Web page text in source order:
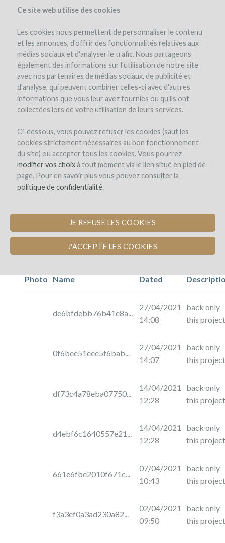
Ce site web utilise des cookies
Les cookies nous permettent de personnaliser le contenu
et les annonces, d'offrir des fonctionnalités relatives aux
médias sociaux et d'analyser le trafic. Nous partageons
également des informations sur l'utilisation de notre site
avec nos partenaires de médias sociaux, de publicité et
d'analyse, qui peuvent combiner celles-ci avec d'autres
informations que vous leur avez fournies ou qu'ils ont
collectées lors de votre utilisation de leurs services.
Ci-dessous, vous pouvez refuser les cookies (sauf les
cookies strictement nécessaires au bon fonctionnement
du site) ou accepter tous les cookies. Vous pourrez
modifier vos choixà tout moment via le lien situé en pied de
page. Pour en savoir plus vous pouvez consulter la
politique de confidentialité.
JE REFUSE LES COOKIES
J'ACCEPTE LES COOKIES
the project team interest in wine cost & risk
Château EDMUS
BUILD A NEW WINE CELLAR BY
BRINGING TOGETHER 30 WINE
ANGELS
Photo Name Dated
de6bfdebb76b41e8a...
27/04/2021
14:08
back only
this
0f6bee51eee5f6bab...
27/04/2021
14:07
back only
this
df73c4a78eba07750...
14/04/2021
12:28
back only
this
d4ebf6c1640557e21...
14/04/2021
12:28
back only
this
661e6fbe2010f671c...
07/04/2021
10:43
back only
this
f3a3ef0a3ad230a82...
02/04/2021
09:50
back only
this